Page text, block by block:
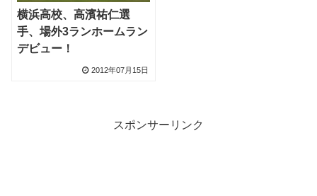
横浜高校、高濱祐仁選
手、場外3ランホームラン
デビュー！
2012年07月15日
スポンサーリンク